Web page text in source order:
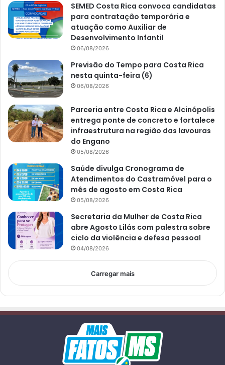
SEMED Costa Rica convoca candidatas
para contratação temporária e
atuação como Auxiliar de
Desenvolvimento Infantil
06/08/2026
Previsão do Tempo para Costa Rica
nesta quinta-feira (6)
06/08/2026
Parceria entre Costa Rica e Alcinópolis
entrega ponte de concreto e fortalece
infraestrutura na região das lavouras
do Engano
05/08/2026
Saúde divulga Cronograma de
Atendimentos do Castramóvel para o
mês de agosto em Costa Rica
05/08/2026
Secretaria da Mulher de Costa Rica
abre Agosto Lilás com palestra sobre
ciclo da violência e defesa pessoal
04/08/2026
Carregar mais